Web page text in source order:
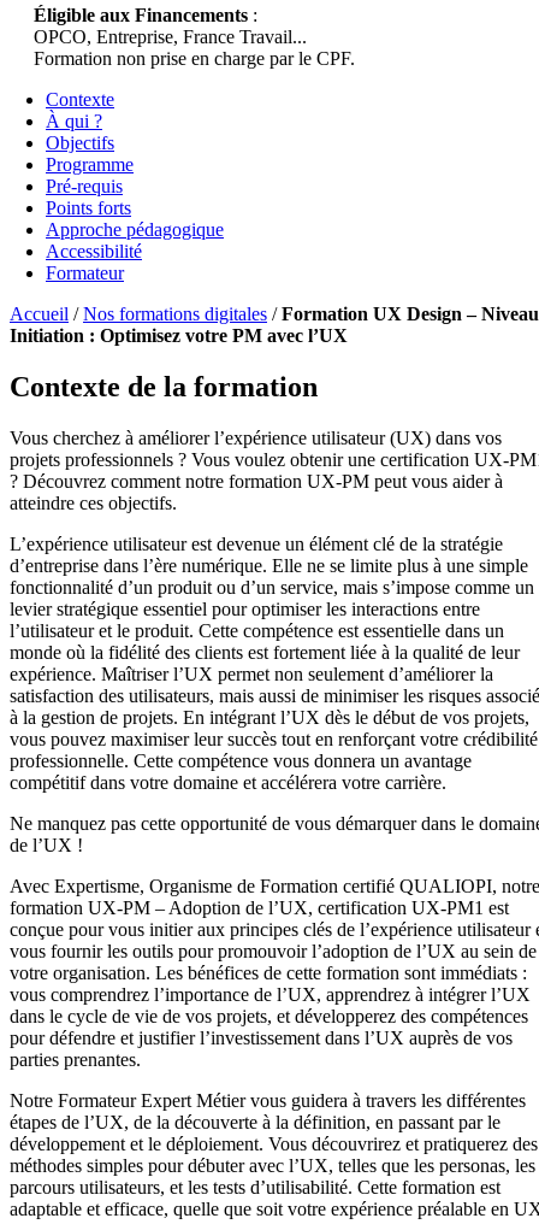
Éligible aux Financements :
OPCO, Entreprise, France Travail...
Formation non prise en charge par le CPF.
Contexte
À qui ?
Objectifs
Programme
Pré-requis
Points forts
Approche pédagogique
Accessibilité
Formateur
Accueil /Nos formations digitales /Formation UX Design – Niveau
Initiation : Optimisez votre PM avec l’UX
Contexte de la formation
Vous cherchez à améliorer l’expérience utilisateur (UX) dans vos
projets professionnels ? Vous voulez obtenir une certification UX-
? Découvrez comment notre formation UX-PM peut vous aider à
atteindre ces objectifs.
L’expérience utilisateur est devenue un élément clé de la stratégie
d’entreprise dans l’ère numérique. Elle ne se limite plus à une simple
fonctionnalité d’un produit ou d’un service, mais s’impose comme un
levier stratégique essentiel pour optimiser les interactions entre
l’utilisateur et le produit. Cette compétence est essentielle dans un
monde où la fidélité des clients est fortement liée à la qualité de leur
expérience. Maîtriser l’UX permet non seulement d’améliorer la
satisfaction des utilisateurs, mais aussi de minimiser les risques
à la gestion de projets. En intégrant l’UX dès le début de vos projets,
vous pouvez maximiser leur succès tout en renforçant votre crédibilité
professionnelle. Cette compétence vous donnera un avantage
compétitif dans votre domaine et accélérera votre carrière.
Ne manquez pas cette opportunité de vous démarquer dans le
de l’UX !
Avec Expertisme, Organisme de Formation certifié QUALIOPI, notre
formation UX-PM – Adoption de l’UX, certification UX-PM1 est
conçue pour vous initier aux principes clés de l’expérience utilisateur
vous fournir les outils pour promouvoir l’adoption de l’UX au sein de
votre organisation. Les bénéfices de cette formation sont immédiats :
vous comprendrez l’importance de l’UX, apprendrez à intégrer l’UX
dans le cycle de vie de vos projets, et développerez des compétences
pour défendre et justifier l’investissement dans l’UX auprès de vos
parties prenantes.
Notre Formateur Expert Métier vous guidera à travers les différentes
étapes de l’UX, de la découverte à la définition, en passant par le
développement et le déploiement. Vous découvrirez et pratiquerez des
méthodes simples pour débuter avec l’UX, telles que les personas, les
parcours utilisateurs, et les tests d’utilisabilité. Cette formation est
adaptable et efficace, quelle que soit votre expérience préalable en